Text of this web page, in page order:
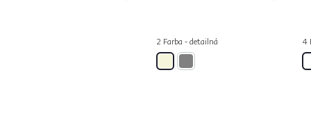
2 Farba - detailná 4